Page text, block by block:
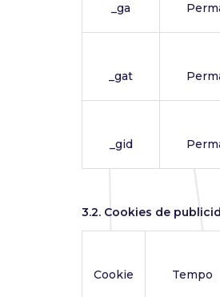
_ga
_gat
_gid
3.2. Cookies de
Cookie Tempo